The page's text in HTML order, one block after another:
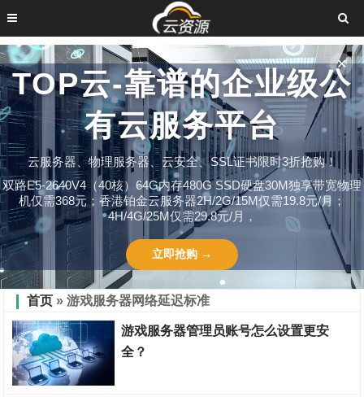
TOP云-靠谱的企业级公
有云服务平台
云服务器、物理服务器、云安全、SSL证书限时3折抢购！
双路E5-2640V4（40核）64G内存480G SSD硬盘30M独享带宽物理
机仅需368元；香港铂金云服务器2H/2G/15M仅需19.8元/月；
4H/4G/25M仅需29.8元/月，
立即抢购 →
✕
首页 » 游戏服务器网络延迟标准
游戏服务器管理员账号怎么设置更安
全？